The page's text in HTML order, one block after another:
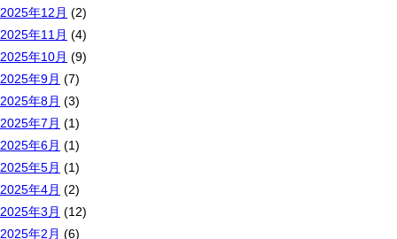
2025年12月 (2)
2025年11月 (4)
2025年10月 (9)
2025年9月 (7)
2025年8月 (3)
2025年7月 (1)
2025年6月 (1)
2025年5月 (1)
2025年4月 (2)
2025年3月 (12)
2025年2月 (6)